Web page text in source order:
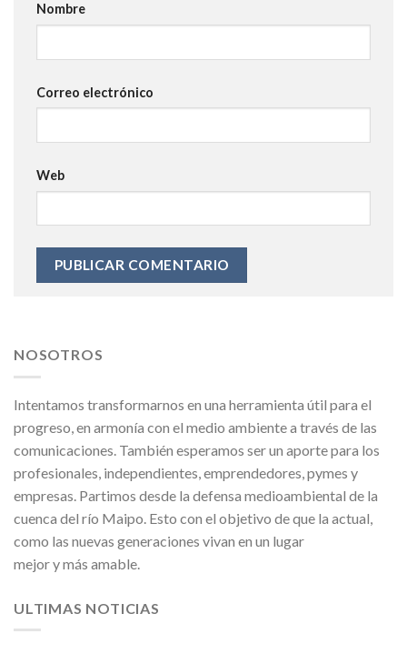
Nombre
Correo electrónico
Web
NOSOTROS
Intentamos transformarnos en una herramienta útil para el
progreso, en armonía con el medio ambiente a través de las
comunicaciones. También esperamos ser un aporte para los
profesionales, independientes, emprendedores, pymes y
empresas. Partimos desde la defensa medioambiental de la
cuenca del río Maipo. Esto con el objetivo de que la actual,
como las nuevas generaciones vivan en un lugar
mejor y más amable.
ULTIMAS NOTICIAS